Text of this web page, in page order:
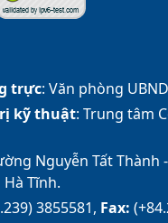
trực: Văn phòng
kỹ thuật: Trung tâm
Nguyễn Tất Thành
Tĩnh.
3855581, Fax: